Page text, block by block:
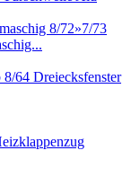
Dreiecksfenster